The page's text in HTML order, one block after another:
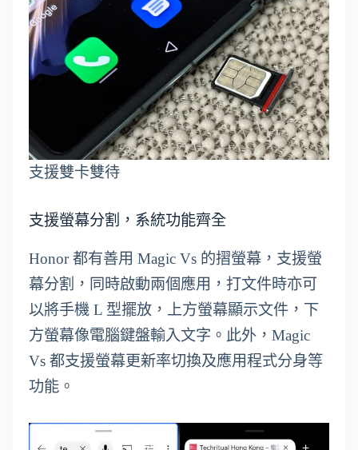
支援雙卡雙待
支援螢幕分割，系統功能齊全
Honor 都有善用 Magic Vs 的摺螢幕，支援螢
幕分割，同時啟動兩個應用，打文件時亦可
以將手機 L 型擺放，上方螢幕顯示文件，下
方螢幕像電腦鍵盤輸入文字。此外，Magic
Vs 都支援螢幕更新率切換及應用程式分身等
功能。